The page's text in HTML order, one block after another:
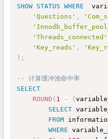
SHOW STATUS WHERE `
'Questions' ,
'Threads_connected'
'Key_reads' ,
) ;
-- 计算缓冲池命中率
SELECT
ROUND ( 1 - (
SELECT
FROM
WHERE